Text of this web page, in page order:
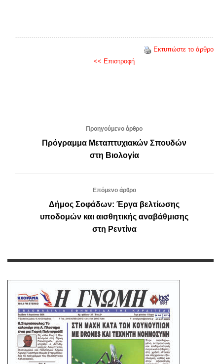
Εκτυπώστε το άρθρο
<< Επιστροφή
Προηγούμενο άρθρο
Πρόγραμμα Μεταπτυχιακών Σπουδών
στη Βιολογία
Επόμενο άρθρο
Δήμος Σοφάδων: Έργα βελτίωσης
υποδομών και αισθητικής αναβάθμισης
στη Ρεντίνα